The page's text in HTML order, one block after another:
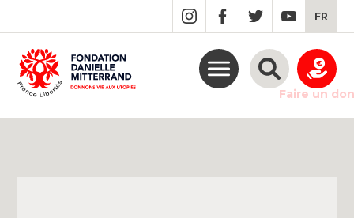
MAIN
CONTENT
FR
Faire un don